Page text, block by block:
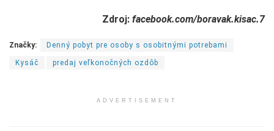
Zdroj: facebook.com/boravak.kisac.7
Značky: Denný pobyt pre osoby s osobitnými potrebami
Kysáč predaj veľkonočných ozdôb
ADVERTISEMENT